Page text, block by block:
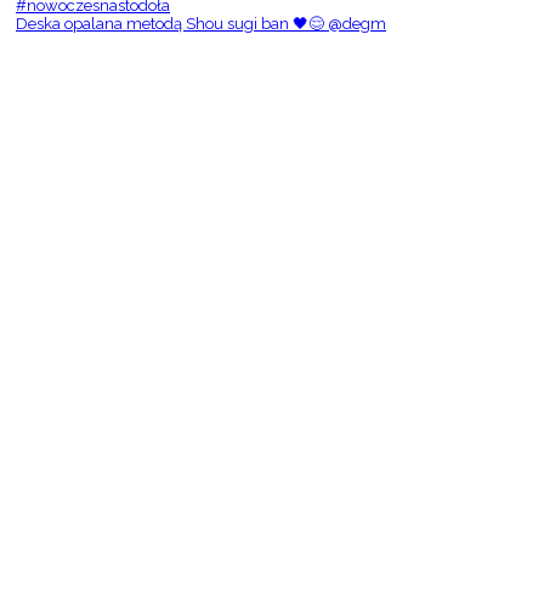
Deska opalana metodą Shou sugi ban 🖤😌 @degm